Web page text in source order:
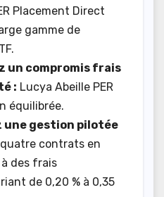
Placement Direct
gamme de
un compromis frais
: Lucya Abeille PER
équilibrée.
une gestion pilotée
quatre contrats en
des frais
de 0,20 % à 0,35